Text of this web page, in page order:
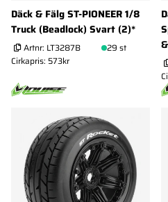
Däck & Fälg ST-PIONEER 1/8
Truck (Beadlock) Svart (2)*
Artnr: LT3287B
29 st
Cirkapris: 573kr